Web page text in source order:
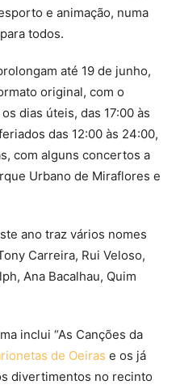
e animação, numa
todos.
até 19 de junho,
original, com o
dias úteis, das 17:00 às
das 12:00 às 24:00,
com alguns concertos a
Urbano de Miraflores e
ano traz vários nomes
Carreira, Rui Veloso,
Ana Bacalhau, Quim
inclui “As Canções da
de Oeiras e os já
divertimentos no recinto